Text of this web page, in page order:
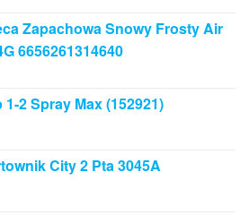
Zapachowa Snowy Frosty Air
6656261314640
2 Spray Max (152921)
City 2 Pta 3045A